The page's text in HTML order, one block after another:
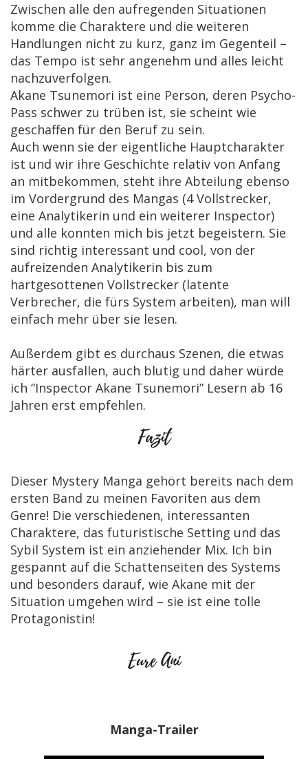
Zwischen alle den aufregenden Situationen
komme die Charaktere und die weiteren
Handlungen nicht zu kurz, ganz im Gegenteil –
das Tempo ist sehr angenehm und alles leicht
nachzuverfolgen.
Akane Tsunemori ist eine Person, deren Psycho-
Pass schwer zu trüben ist, sie scheint wie
geschaffen für den Beruf zu sein.
Auch wenn sie der eigentliche Hauptcharakter
ist und wir ihre Geschichte relativ von Anfang
an mitbekommen, steht ihre Abteilung ebenso
im Vordergrund des Mangas (4 Vollstrecker,
eine Analytikerin und ein weiterer Inspector)
und alle konnten mich bis jetzt begeistern. Sie
sind richtig interessant und cool, von der
aufreizenden Analytikerin bis zum
hartgesottenen Vollstrecker (latente
Verbrecher, die fürs System arbeiten), man will
einfach mehr über sie lesen.
Außerdem gibt es durchaus Szenen, die etwas
härter ausfallen, auch blutig und daher würde
ich “Inspector Akane Tsunemori” Lesern ab 16
Jahren erst empfehlen.
Dieser Mystery Manga gehört bereits nach dem
ersten Band zu meinen Favoriten aus dem
Genre! Die verschiedenen, interessanten
Charaktere, das futuristische Setting und das
Sybil System ist ein anziehender Mix. Ich bin
gespannt auf die Schattenseiten des Systems
und besonders darauf, wie Akane mit der
Situation umgehen wird – sie ist eine tolle
Protagonistin!
Manga-Trailer